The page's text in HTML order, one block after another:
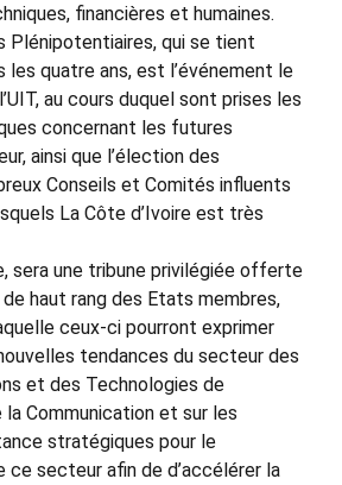
financières et humaines.
Plénipotentiaires, qui se tient
quatre ans, est l’événement le
au cours duquel sont prises les
concernant les futures
ainsi que l’élection des
Conseils et Comités influents
La Côte d’Ivoire est très
sera une tribune privilégiée offerte
haut rang des Etats membres,
ceux-ci pourront exprimer
tendances du secteur des
et des Technologies de
Communication et sur les
stratégiques pour le
secteur afin de d’accélérer la